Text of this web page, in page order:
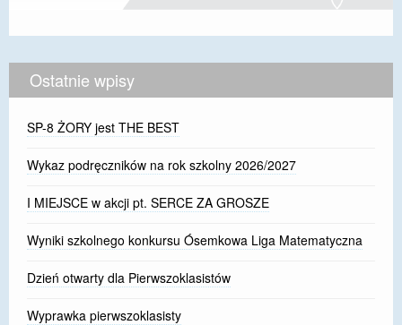
Ostatnie wpisy
SP-8 ŻORY jest THE BEST
Wykaz podręczników na rok szkolny 2026/2027
I MIEJSCE w akcji pt. SERCE ZA GROSZE
Wyniki szkolnego konkursu Ósemkowa Liga Matematyczna
Dzień otwarty dla Pierwszoklasistów
Wyprawka pierwszoklasisty